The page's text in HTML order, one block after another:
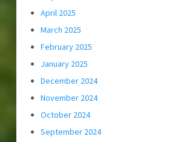
April 2025
March 2025
February 2025
January 2025
December 2024
November 2024
October 2024
September 2024